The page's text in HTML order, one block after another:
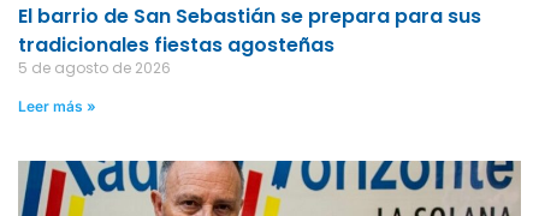
El barrio de San Sebastián se prepara para sus
tradicionales fiestas agosteñas
5 de agosto de 2026
Leer más »